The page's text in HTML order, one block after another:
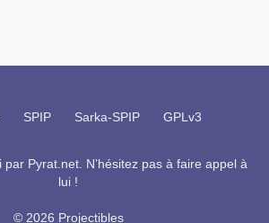
SPIP Sarka-SPIP GPLv3
par Pyrat.net . N’hésitez pas à faire appel à
lui !
© 2026 Projectibles